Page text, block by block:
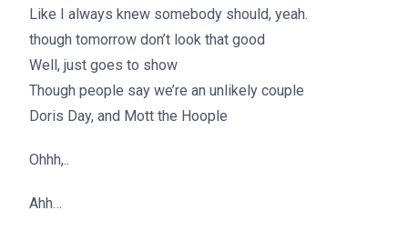
Like I always knew somebody should, yeah.
though tomorrow don’t look that good
Well, just goes to show
Though people say we’re an unlikely couple
Doris Day, and Mott the Hoople
Ohhh,..
Ahh…